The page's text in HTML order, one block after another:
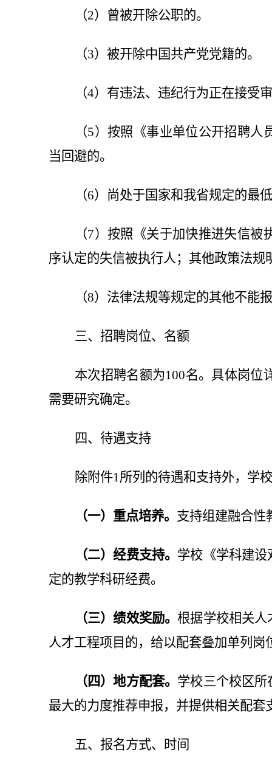
（2）曾被开除公职的。
（3）被开除中国共产党党籍的。
（4）有违法、违纪行为正在接受
（5）按照《事业单位公开招聘
当回避的。
（6）尚处于国家和我省规定的最
（7）按照《关于加快推进失信
序认定的失信被执行人；其他政策法
（8）法律法规等规定的其他不能
三、招聘岗位、名额
本次招聘名额为100名。具体岗位
需要研究确定。
四、待遇支持
除附件1所列的待遇和支持外，学
（一）重点培养。 支持组建融合性
（二）经费支持。 学校《学科建
定的教学科研经费。
（三）绩效奖励。根据学校相关人
人才工程项目的， 给以配套叠加单列岗
（ 四 ）地方配套。 学校三个校区
最大的力度推荐申报，并提供相关配套
五、报名方式、时间